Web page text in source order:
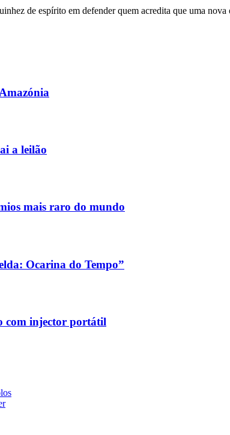
de espírito em defender quem acredita que uma
a leilão
mais raro do mundo
Ocarina do Tempo”
com injector portátil